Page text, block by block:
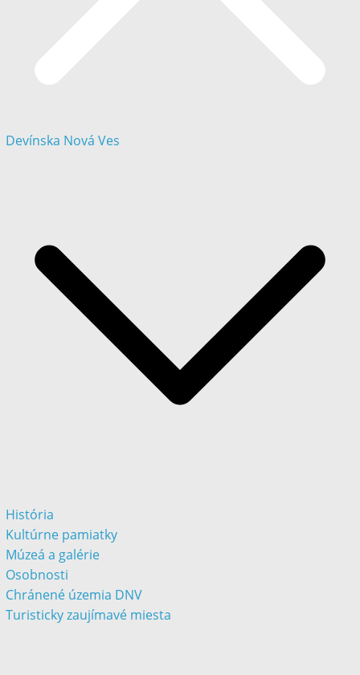
Devínska Nová Ves
História
Kultúrne pamiatky
Múzeá a galérie
Osobnosti
Chránené územia DNV
Turisticky zaujímavé miesta